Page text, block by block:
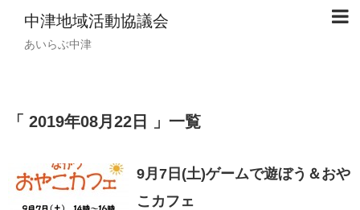
中津地域活動協議会
あいらぶ中津
「 2019年08月22日 」一覧
9月7日(土)ゲームで遊ぼう＆おや
こカフェ